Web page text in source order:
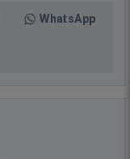
WhatsApp